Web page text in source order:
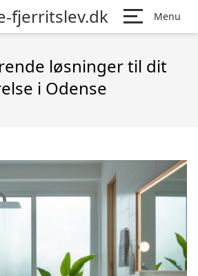
fjerritslev.dk Menu
løsninger til dit
i Odense